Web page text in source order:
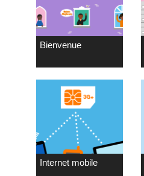
Bienvenue
Internet mobile